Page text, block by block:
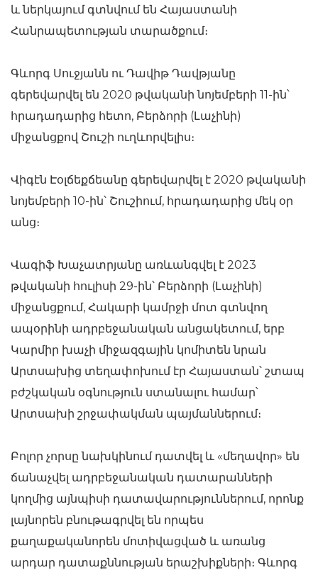
և ներկայում գտնվում են Հայաստանի
Հանրապետության տարածքում։
Գևորգ Սուջյանն ու Դավիթ Դավթյանը
գերեվարվել են 2020 թվականի նոյեմբերի 11-ին՝
հրադադարից հետո, Բերձորի (Լաչինի)
միջանցքով Շուշի ուղևորվելիս։
Վիգէն Էօլճեքճեանը գերեվարվել է 2020 թվականի
նոյեմբերի 10-ին՝ Շուշիում, հրադադարից մեկ օր
անց։
Վագիֆ Խաչատրյանը առևանգվել է 2023
թվականի հուլիսի 29-ին՝ Բերձորի (Լաչինի)
միջանցքում, Հակարի կամրջի մոտ գտնվող
ապօրինի ադրբեջանական անցակետում, երբ
Կարմիր խաչի միջազգային կոմիտեն նրան
Արտսախից տեղափոխում էր Հայաստան՝ շտապ
բժշկական օգնություն ստանալու համար՝
Արտսախի շրջափակման պայմաններում։
Բոլոր չորսը նախկինում դատվել և «մեղավոր» են
ճանաչվել ադրբեջանական դատարանների
կողմից այնպիսի դատավարություններում, որոնք
լայնորեն բնութագրվել են որպես
քաղաքականորեն մոտիվացված և առանց
արդար դատաքննության երաշխիքների։ Գևորգ